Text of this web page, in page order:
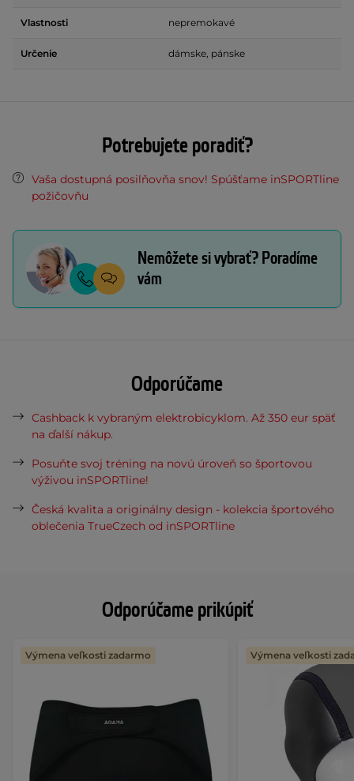
Odporúčame prikúpiť
Výmena veľkosti zadarmo Výmena veľkosti
Vlastnosti nepremokavé
Určenie dámske, pánske
Potrebujete poradiť?
Vaša dostupná posilňovňa snov! Spúšťame inSPORTline
požičovňu
Nemôžete si vybrať? Poradíme
vám
Odporúčame
Cashback k vybraným elektrobicyklom. Až 350 eur späť
na ďalší nákup.
Posuňte svoj tréning na novú úroveň so športovou
výživou inSPORTline!
Česká kvalita a originálny design - kolekcia športového
oblečenia TrueCzech od inSPORTline